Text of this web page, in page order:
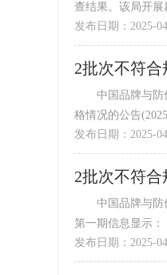
查结果。该局开
发布日期：2025-
2批次不符
中国品牌与防伪杂志/中国品牌质量网讯 ( 作者
格情况的公告
发布日期：2025-
中国品牌与防伪杂志/中国品牌质量网讯 ( 作者
第一期信息显示
发布日期：2025-